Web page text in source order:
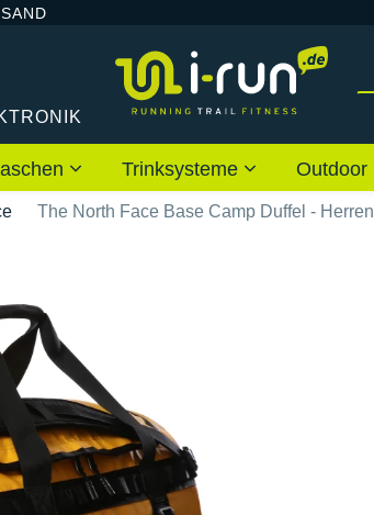
Trinksysteme Outdoor
The North Face Base Camp Duffel - Herren